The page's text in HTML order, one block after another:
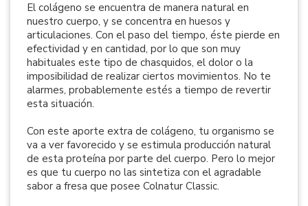
El colágeno se encuentra de manera natural en
nuestro cuerpo, y se concentra en huesos y
articulaciones. Con el paso del tiempo, éste pierde en
efectividad y en cantidad, por lo que son muy
habituales este tipo de chasquidos, el dolor o la
imposibilidad de realizar ciertos movimientos. No te
alarmes, probablemente estés a tiempo de revertir
esta situación.
Con este aporte extra de colágeno, tu organismo se
va a ver favorecido y se estimula producción natural
de esta proteína por parte del cuerpo. Pero lo mejor
es que tu cuerpo no las sintetiza con el agradable
sabor a fresa que posee Colnatur Classic.